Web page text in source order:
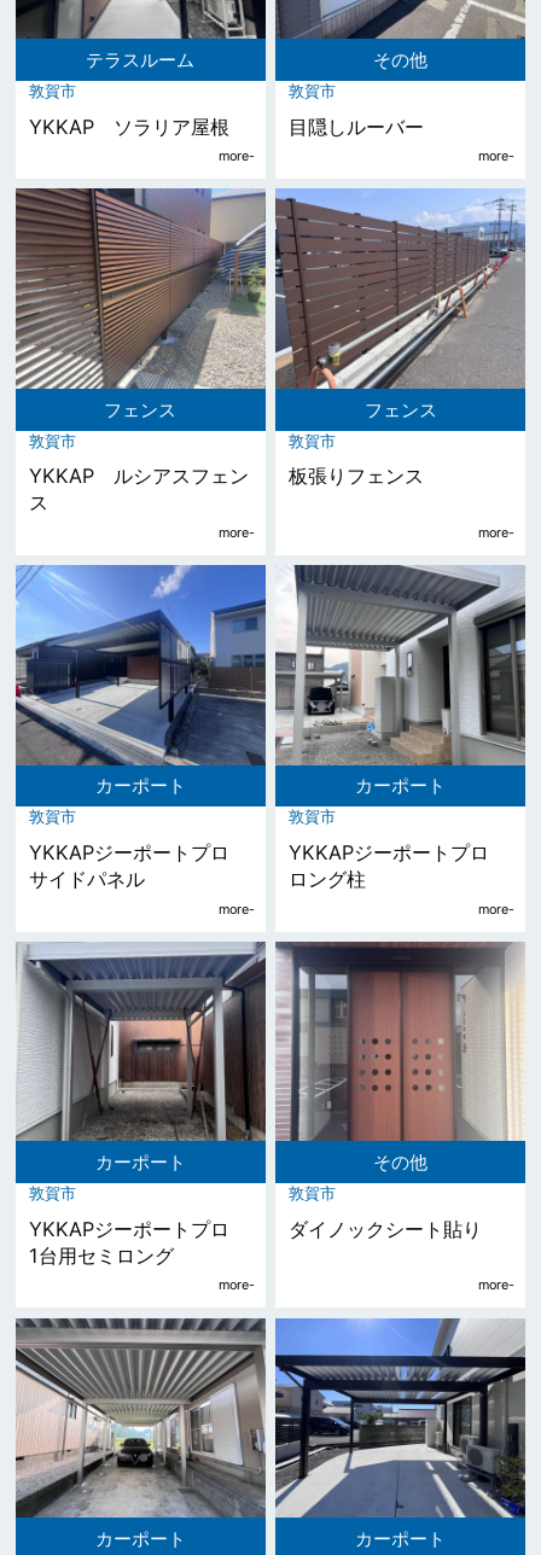
テラスルーム
敦賀市
YKKAP ソラリア屋根
その他
敦賀市
目隠しルーバー
フェンス
敦賀市
YKKAP ルシアスフェン
ス
フェンス
敦賀市
板張りフェンス
カーポート
敦賀市
YKKAPジーポートプロ
サイドパネル
カーポート
敦賀市
YKKAPジーポートプロ
ロング柱
カーポート
敦賀市
YKKAPジーポートプロ
1台用セミロング
その他
敦賀市
ダイノックシート貼り
カーポート カーポート